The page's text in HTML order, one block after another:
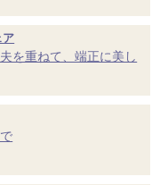
ア
を重ねて、端正に美し